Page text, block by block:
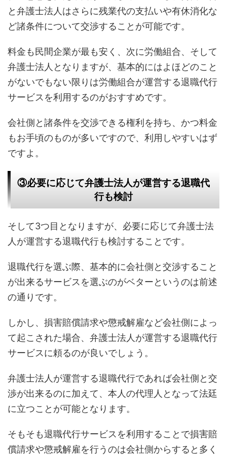
と弁護士法人はさらに残業代の支払いや有休消化な
ど諸条件について交渉することが可能です。
料金も民間企業が最も安く、次に労働組合、そして
弁護士法人となりますが、基本的にはよほどのこと
がないでもない限りは労働組合が運営する退職代行
サービスを利用するのがおすすめです。
会社側と諸条件を交渉できる権利を持ち、かつ料金
もお手頃のものが多いですので、利用しやすいはず
ですよ。
③必要に応じて弁護士法人が運営する退職代
行も検討
そして3つ目となりますが、必要に応じて弁護士法
人が運営する退職代行も検討することです。
退職代行を選ぶ際、基本的に会社側と交渉すること
が出来るサービスを選ぶのがベターというのは前述
の通りです。
しかし、損害賠償請求や懲戒解雇など会社側によっ
て起こされた場合、弁護士法人が運営する退職代行
サービスに頼るのが良いでしょう。
弁護士法人が運営する退職代行であれば会社側と交
渉が出来るのに加えて、本人の代理人となって法廷
に立つことが可能となります。
そもそも退職代行サービスを利用することで損害賠
償請求や懲戒解雇を行うのは会社側からすると多く